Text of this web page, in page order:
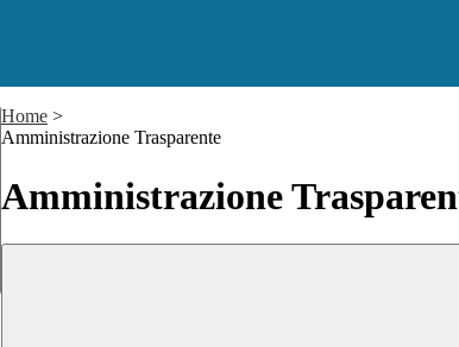
Home >
Amministrazione Trasparente
Amministrazione